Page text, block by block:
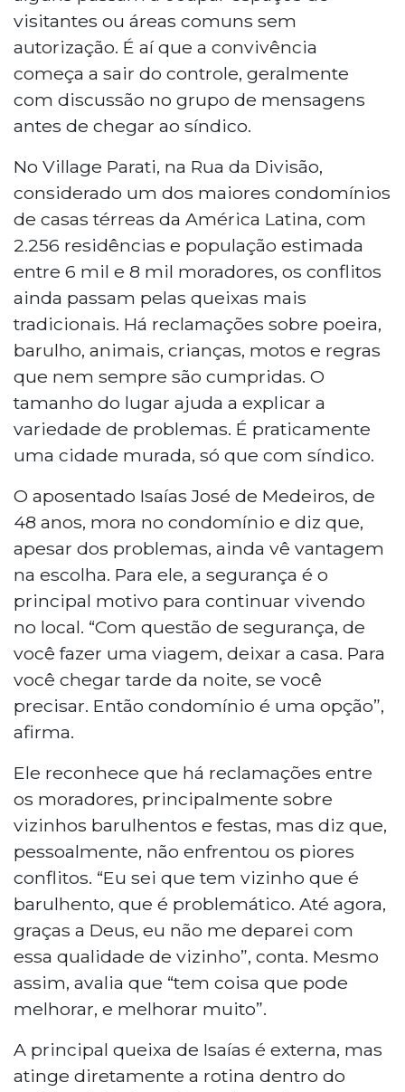
visitantes ou áreas comuns sem
autorização. É aí que a convivência
começa a sair do controle, geralmente
com discussão no grupo de mensagens
antes de chegar ao síndico.
No Village Parati, na Rua da Divisão,
considerado um dos maiores condomínios
de casas térreas da América Latina, com
2.256 residências e população estimada
entre 6 mil e 8 mil moradores, os conflitos
ainda passam pelas queixas mais
tradicionais. Há reclamações sobre poeira,
barulho, animais, crianças, motos e regras
que nem sempre são cumpridas. O
tamanho do lugar ajuda a explicar a
variedade de problemas. É praticamente
uma cidade murada, só que com síndico.
O aposentado Isaías José de Medeiros, de
48 anos, mora no condomínio e diz que,
apesar dos problemas, ainda vê vantagem
na escolha. Para ele, a segurança é o
principal motivo para continuar vivendo
no local. “Com questão de segurança, de
você fazer uma viagem, deixar a casa. Para
você chegar tarde da noite, se você
precisar. Então condomínio é uma opção”,
afirma.
Ele reconhece que há reclamações entre
os moradores, principalmente sobre
vizinhos barulhentos e festas, mas diz que,
pessoalmente, não enfrentou os piores
conflitos. “Eu sei que tem vizinho que é
barulhento, que é problemático. Até agora,
graças a Deus, eu não me deparei com
essa qualidade de vizinho”, conta. Mesmo
assim, avalia que “tem coisa que pode
melhorar, e melhorar muito”.
A principal queixa de Isaías é externa, mas
atinge diretamente a rotina dentro do